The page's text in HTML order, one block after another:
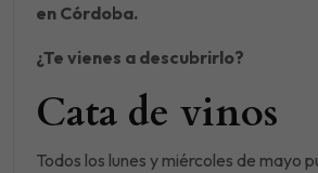
en Córdoba.
¿Te vienes a descubrirlo?
Cata de vinos
Todos los lunes y miércoles de mayo